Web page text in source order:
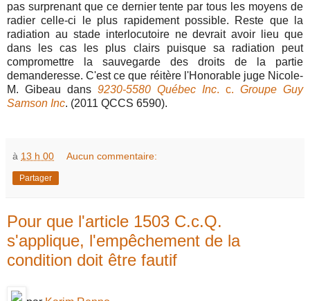
pas surprenant que ce dernier tente par tous les moyens de
radier celle-ci le plus rapidement possible. Reste que la
radiation au stade interlocutoire ne devrait avoir lieu que
dans les cas les plus clairs puisque sa radiation peut
compromettre la sauvegarde des droits de la partie
demanderesse. C'est ce que réitère l'Honorable juge Nicole-
M. Gibeau dans 9230-5580 Québec Inc. c. Groupe Guy
Samson Inc. (2011 QCCS 6590).
à 13 h 00 Aucun commentaire:
Partager
Pour que l'article 1503 C.c.Q.
s'applique, l'empêchement de la
condition doit être fautif